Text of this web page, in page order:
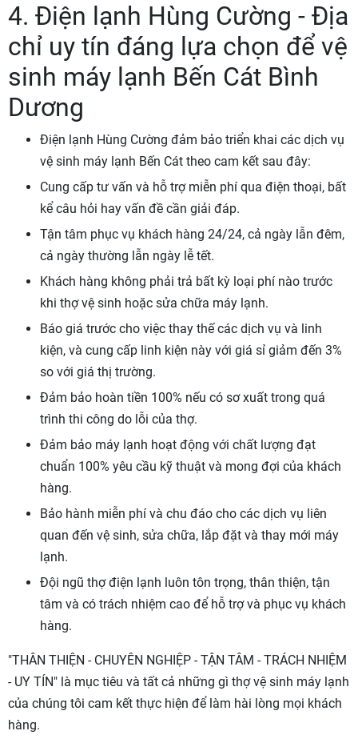
4. Điện lạnh Hùng Cường - Địa
chỉ uy tín đáng lựa chọn để vệ
sinh máy lạnh Bến Cát Bình
Dương
Điện lạnh Hùng Cường đảm bảo triển khai các dịch vụ
vệ sinh máy lạnh Bến Cát theo cam kết sau đây:
Cung cấp tư vấn và hỗ trợ miễn phí qua điện thoại, bất
kể câu hỏi hay vấn đề cần giải đáp.
Tận tâm phục vụ khách hàng 24/24, cả ngày lẫn đêm,
cả ngày thường lẫn ngày lễ tết.
Khách hàng không phải trả bất kỳ loại phí nào trước
khi thợ vệ sinh hoặc sửa chữa máy lạnh.
Báo giá trước cho việc thay thế các dịch vụ và linh
kiện, và cung cấp linh kiện này với giá sỉ giảm đến 3%
so với giá thị trường.
Đảm bảo hoàn tiền 100% nếu có sơ xuất trong quá
trình thi công do lỗi của thợ.
Đảm bảo máy lạnh hoạt động với chất lượng đạt
chuẩn 100% yêu cầu kỹ thuật và mong đợi của khách
hàng.
Bảo hành miễn phí và chu đáo cho các dịch vụ liên
quan đến vệ sinh, sửa chữa, lắp đặt và thay mới máy
lạnh.
Đội ngũ thợ điện lạnh luôn tôn trọng, thân thiện, tận
tâm và có trách nhiệm cao để hỗ trợ và phục vụ khách
hàng.
"THÂN THIỆN - CHUYÊN NGHIỆP - TẬN TÂM - TRÁCH NHIỆM
- UY TÍN" là mục tiêu và tất cả những gì thợ vệ sinh máy lạnh
của chúng tôi cam kết thực hiện để làm hài lòng mọi khách
hàng.